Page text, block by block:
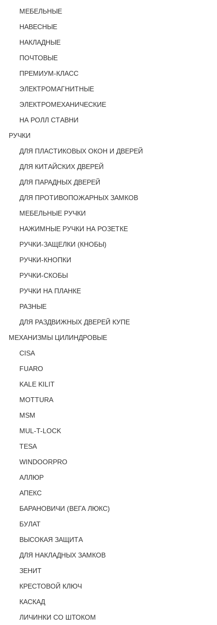
МЕБЕЛЬНЫЕ
НАВЕСНЫЕ
НАКЛАДНЫЕ
ПОЧТОВЫЕ
ПРЕМИУМ-КЛАСС
ЭЛЕКТРОМАГНИТНЫЕ
ЭЛЕКТРОМЕХАНИЧЕСКИЕ
НА РОЛЛ СТАВНИ
РУЧКИ
ДЛЯ ПЛАСТИКОВЫХ ОКОН И ДВЕРЕЙ
ДЛЯ КИТАЙСКИХ ДВЕРЕЙ
ДЛЯ ПАРАДНЫХ ДВЕРЕЙ
ДЛЯ ПРОТИВОПОЖАРНЫХ ЗАМКОВ
МЕБЕЛЬНЫЕ РУЧКИ
НАЖИМНЫЕ РУЧКИ НА РОЗЕТКЕ
РУЧКИ-ЗАЩЕЛКИ (КНОБЫ)
РУЧКИ-КНОПКИ
РУЧКИ-СКОБЫ
РУЧКИ НА ПЛАНКЕ
РАЗНЫЕ
ДЛЯ РАЗДВИЖНЫХ ДВЕРЕЙ КУПЕ
МЕХАНИЗМЫ ЦИЛИНДРОВЫЕ
CISA
FUARO
KALE KILIT
MOTTURA
MSM
MUL-T-LOCK
TESA
WINDOORPRO
АЛЛЮР
АПЕКС
БАРАНОВИЧИ (ВЕГА ЛЮКС)
БУЛАТ
ВЫСОКАЯ ЗАЩИТА
ДЛЯ НАКЛАДНЫХ ЗАМКОВ
ЗЕНИТ
КРЕСТОВОЙ КЛЮЧ
КАСКАД
ЛИЧИНКИ СО ШТОКОМ